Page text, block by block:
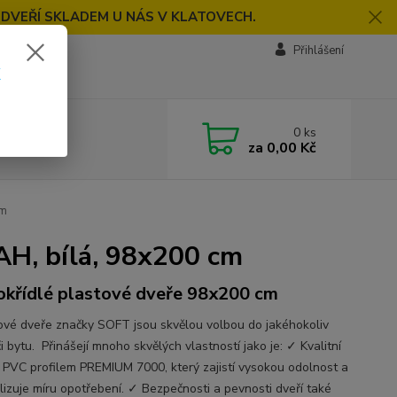
SKLADEM U NÁS V KLATOVECH.
Přihlášení
0 ks
za 0,00 Kč
bílá, 98x200 cm
plastové dveře 98x200 cm
dveře značky SOFT jsou skvělou volbou do jakéhokoliv
bytu. Přinášejí mnoho skvělých vlastností jako je: ✓ Kvalitní
profilem PREMIUM 7000, který zajistí vysokou odolnost a
míru opotřebení. ✓ Bezpečnosti a pevnosti dveří také